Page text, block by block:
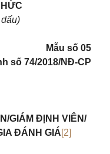
Mẫu số 05
số 74/2018/NĐ-CP
GIÁM ĐỊNH VIÊN/
ĐÁNH GIÁ[2]